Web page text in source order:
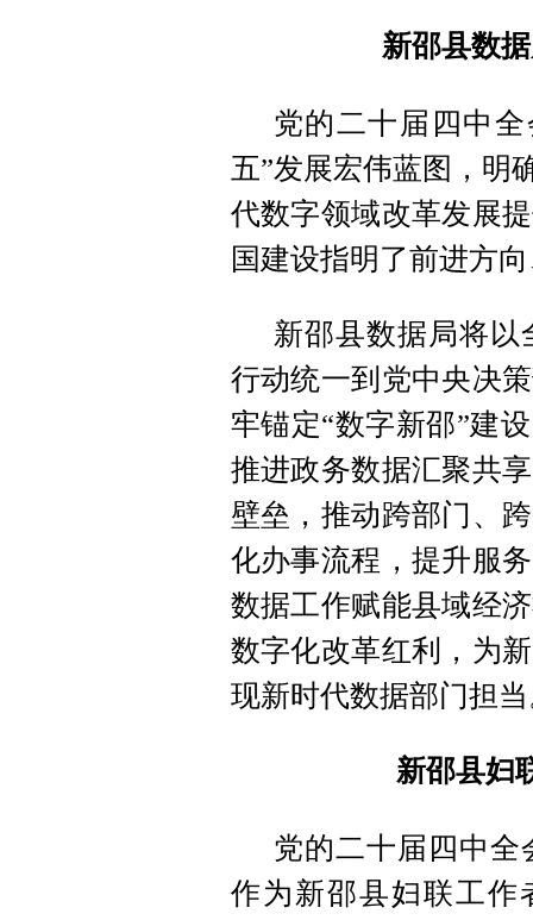
新邵县数
党的二十届四中
五”发展宏伟蓝图
， 明
代数字领域改革发展
国建设指明了前进方
新邵县数据局将
行动统一到党中央决
牢锚定“数字新邵”建
推进政务数据汇聚共享
壁垒 ， 推动跨部门、
化办事流程 ， 提升服
数据工作赋能县域经
数字化改革红利
， 为
现新时代数据部门担当
新邵县妇
党的二十届四中
作为新邵县妇联工作